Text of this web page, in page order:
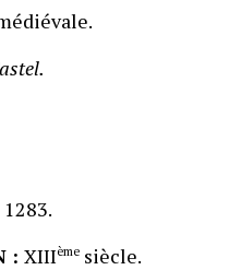
1283.
: XIIIèmesiècle.